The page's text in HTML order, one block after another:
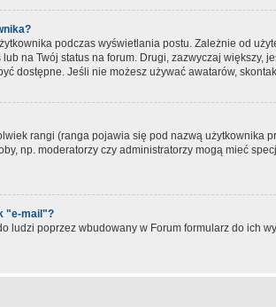
podczas wyświetlania postu. Zależnie od
na Twój status na forum. Drugi, zazwyczaj
dostępne. Jeśli nie możesz używać awatarów,
rangi (ranga pojawia się pod nazwą
np. moderatorzy czy administratorzy mogą mieć
"e-mail"?
ludzi poprzez wbudowany w Forum formularz do ich